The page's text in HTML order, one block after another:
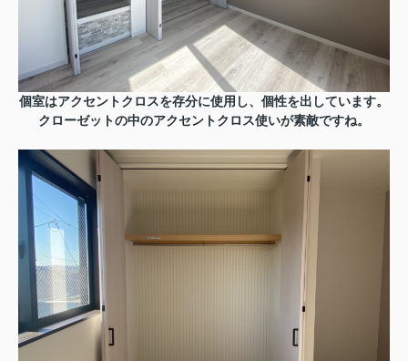
個室はアクセントクロスを存分に使用し、個性を出しています。
クローゼットの中のアクセントクロス使いが素敵ですね。